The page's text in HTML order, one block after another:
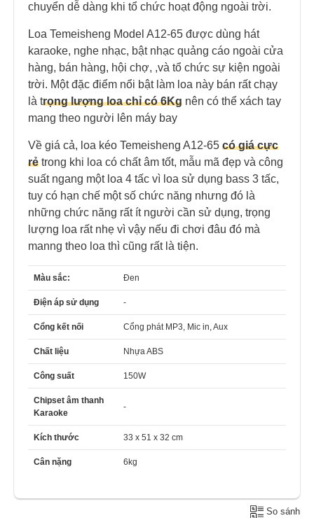
chuyển dễ dàng khi tổ chức hoạt động ngoài trời.
Loa Temeisheng Model A12-65 được dùng hát
karaoke, nghe nhạc, bật nhạc quảng cáo ngoài cửa
hàng, bán hàng, hội chợ, ,và tổ chức sự kiện ngoài
trời. Một đặc điểm nổi bật làm loa này bán rất chạy
là trọng lượng loa chỉ có 6Kg nên có thể xách tay
mang theo người lên máy bay
Về giá cả, loa kéo Temeisheng A12-65 có giá cực
rẻ trong khi loa có chất âm tốt, mẫu mã đẹp và công
suất ngang một loa 4 tấc vì loa sử dụng bass 3 tấc,
tuy có hạn chế một số chức năng nhưng đó là
những chức năng rất ít người cần sử dụng, trọng
lượng loa rất nhẹ vì vậy nếu đi chơi đâu đó mà
manng theo loa thì cũng rất là tiện.
Màu sắc: Đen
Điện áp sử dụng -
Cổng kết nối Cổng phát MP3, Mic in, Aux
Chất liệu Nhựa ABS
Công suất 150W
Chipset âm thanh
Karaoke
-
Kích thước 33 x 51 x 32 cm
Cân nặng 6kg
So sánh